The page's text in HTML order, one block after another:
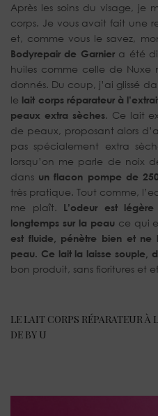
Après les soins du visage, je
corps. Je vous avait fait une
et, comme vous le savez,
Bodyrepair de Garniera été
huiles comme celle de Nuxe
donnés. Du coup, j’ai glissé
le lait corps réparateur à
peaux extra sèches. Ce lait
de peaux, proposant alors
pas spécialement extra
lorsqu’on me parle de noix
dans un flacon pompe de
très pratique. Tout comme,
me plaît. L’odeur est
longtemps sur la peauce qui
est fluide, pénètre bien et ne
peau. Ce lait la laisse souple,
bon produit, sans fioritures et
LE LAIT CORPS RÉPARATEUR À
DE BY U